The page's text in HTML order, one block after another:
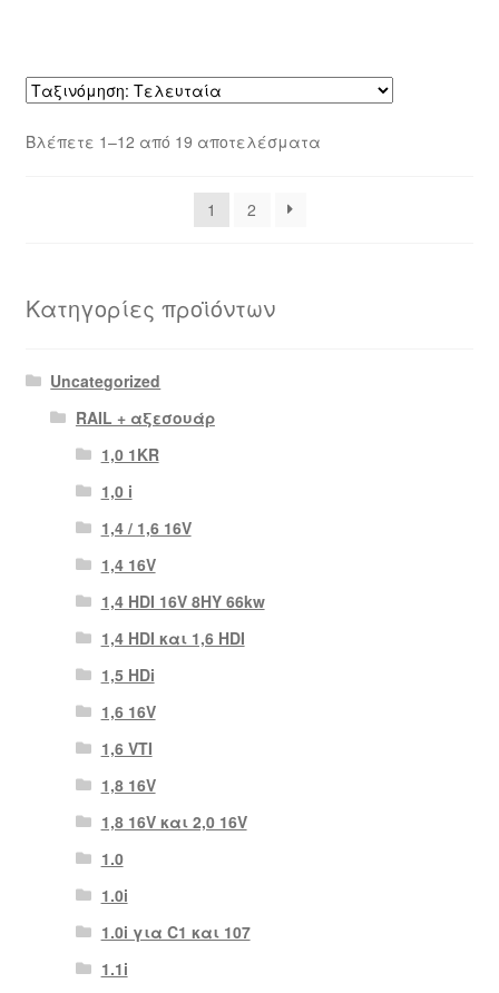
Βλέπετε 1–12 από 19 αποτελέσματαSorted
1
2
Κατηγορίες προϊόντων
Uncategorized
RAIL + αξεσουάρ
1,0 1KR
1,0 i
1,4 / 1,6 16V
1,4 16V
1,4 HDI 16V 8HY 66kw
1,4 HDI και 1,6 HDI
1,5 HDi
1,6 16V
1,6 VTI
1,8 16V
1,8 16V και 2,0 16V
1.0
1.0i
1.0i για C1 και 107
1.1i